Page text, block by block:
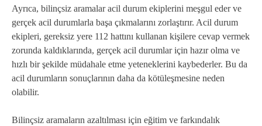
Ayrıca, bilinçsiz aramalar acil durum ekiplerini meşgul eder ve
gerçek acil durumlarla başa çıkmalarını zorlaştırır. Acil durum
ekipleri, gereksiz yere 112 hattını kullanan kişilere cevap vermek
zorunda kaldıklarında, gerçek acil durumlar için hazır olma ve
hızlı bir şekilde müdahale etme yeteneklerini kaybederler. Bu da
acil durumların sonuçlarının daha da kötüleşmesine neden
olabilir.
Bilinçsiz aramaların azaltılması için eğitim ve farkındalık